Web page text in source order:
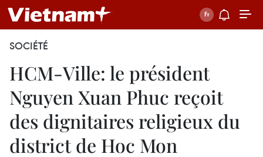
SOCIÉTÉ
HCM-Ville: le président
Nguyen Xuan Phuc reçoit
des dignitaires religieux du
district de Hoc Mon